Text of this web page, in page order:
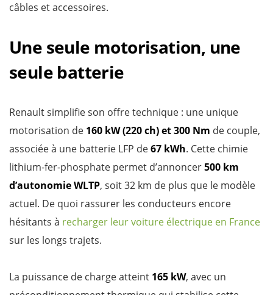
câbles et accessoires.
Une seule motorisation, une
seule batterie
Renault simplifie son offre technique : une unique
motorisation de 160 kW (220 ch) et 300 Nm de couple,
associée à une batterie LFP de67 kWh. Cette chimie
lithium-fer-phosphate permet d’annoncer500 km
d’autonomie WLTP, soit 32 km de plus que le modèle
actuel. De quoi rassurer les conducteurs encore
hésitants à recharger leur voiture électrique en France
sur les longs trajets.
La puissance de charge atteint 165 kW, avec un